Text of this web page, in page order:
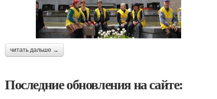
читать дальше →
Последние обновления на сайте: